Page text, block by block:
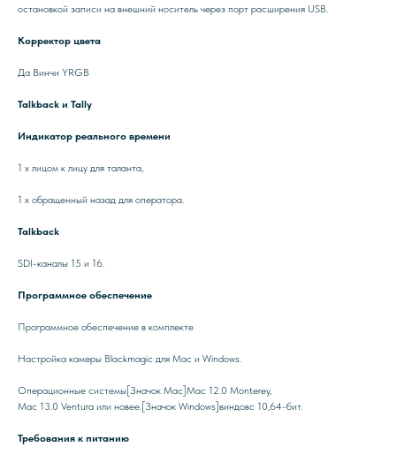
остановкой записи на внешний носитель через порт расширения USB.
Корректор цвета
Да Винчи YRGB
Talkback и Tally
Индикатор реального времени
1 х лицом к лицу для таланта,
1 x обращенный назад для оператора.
Talkback
SDI-каналы 15 и 16.
Программное обеспечение
Программное обеспечение в комплекте
Настройка камеры Blackmagic для Mac и Windows.
Операционные системы[Значок Mac]Mac 12.0 Monterey,
Mac 13.0 Ventura или новее.[Значок Windows]виндовс 10,64-бит.
Требования к питанию